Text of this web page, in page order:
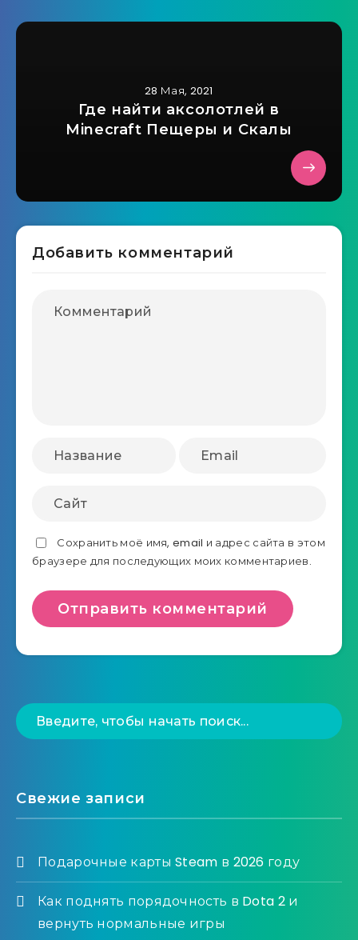
28 Мая, 2021
Где найти аксолотлей в
Minecraft Пещеры и Скалы
Добавить комментарий
Сохранить моё имя, email и адрес сайта в этом
браузере для последующих моих комментариев.
Свежие записи
Подарочные карты Steam в 2026 году
Как поднять порядочность в Dota 2 и
вернуть нормальные игры